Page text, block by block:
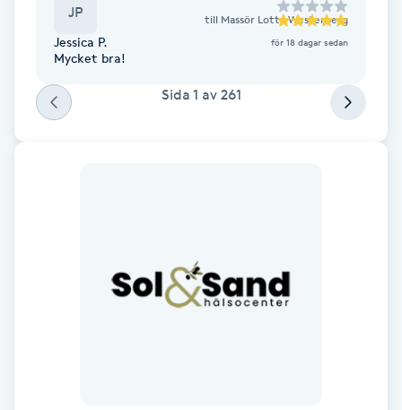
Gel naglar
Gelenaglar
Gravidmassage
JP till Massör Lotta Westerberg
Jessica P. för 18 dagar sedan
Mycket bra!
Sida 1 av 261